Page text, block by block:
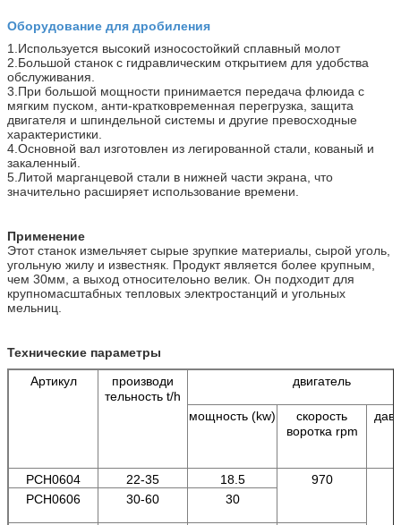
Оборудование для дробиления
1.Используется высокий износостойкий сплавный молот
2.Большой станок с гидравлическим открытием для удобства
обслуживания.
3.При большой мощности принимается передача флюида с
мягким пуском, анти-кратковременная перегрузка, защита
двигателя и шпиндельной системы и другие превосходные
характеристики.
4.Основной вал изготовлен из легированной стали, кованый и
закаленный.
5.Литой марганцевой стали в нижней части экрана, что
значительно расширяет использование времени.
Применение
Этот станок измельчяет сырые зрупкие материалы, сырой уголь,
угольную жилу и известняк. Продукт является более крупным,
чем 30мм, а выход относителоьно велик. Он подходит для
крупномасштабных тепловых электростанций и угольных
мельниц.
Технические параметры
Артикул
производи
тельность t/h
двигатель
мощность (kw)
скорость
воротка rpm
PCH0604 22-35 18.5 970
PCH0606
30-60 30